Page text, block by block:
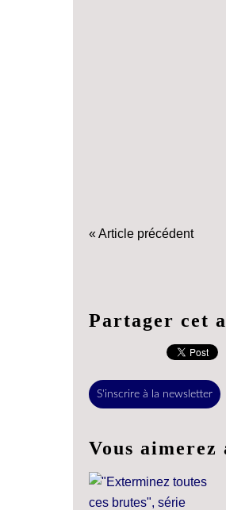
« Article précédent
Partager cet
S'inscrire à la newsletter
Vous aimerez